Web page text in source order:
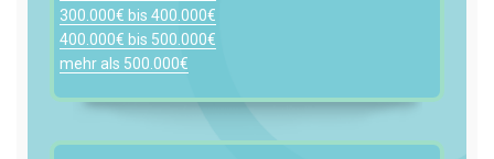
300.000€ bis 400.000€
400.000€ bis 500.000€
mehr als 500.000€